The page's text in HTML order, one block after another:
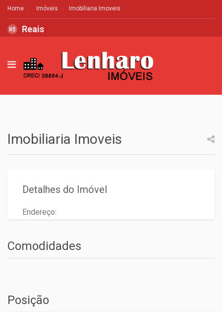
Home Imóveis Imobiliaria Imoveis
R$ Reais
Imobiliaria Imoveis
Detalhes do Imóvel
Endereço:
Comodidades
Posição